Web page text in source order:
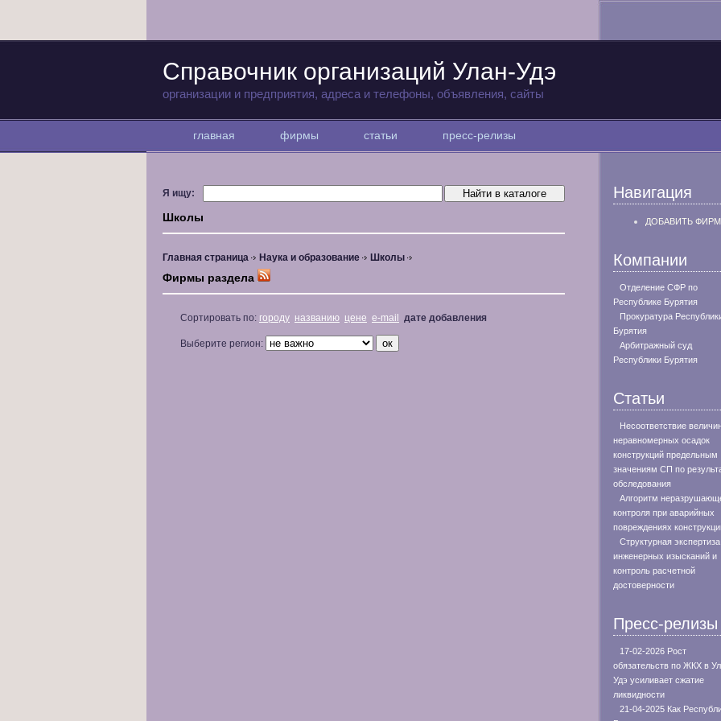
Справочник организаций Улан-Удэ
организации и предприятия, адреса и телефоны, объявления, сайты
главная фирмы статьи пресс-релизы
Я ищу:
Школы
Главная страница Наука и образование Школы
Фирмы раздела
Сортировать по: городу названию цене e-mail дате добавления
Выберите регион:
Навигация
ДОБАВИТЬ
Компании
Отделение СФР по
Республике Бурятия
Прокуратура
Бурятия
Арбитражный суд
Республики Бурятия
Статьи
Несоответствие
неравномерных осадок
конструкций предельным
значениям СП по
обследования
Алгоритм
контроля при аварийных
повреждениях
Структурная экспертиза
инженерных изысканий и
контроль расчетной
достоверности
Пресс-релизы
17-02-2026 Рост
обязательств по ЖКХ в
Удэ усиливает сжатие
ликвидности
21-04-2025 Как